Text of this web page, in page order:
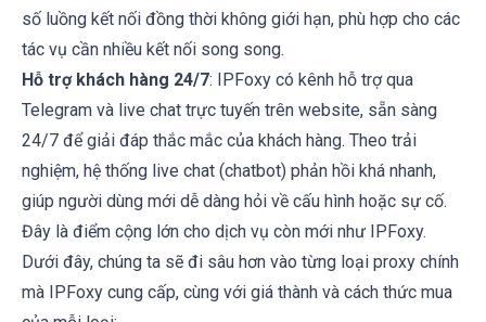
số luồng kết nối đồng thời không giới hạn, phù hợp cho các
tác vụ cần nhiều kết nối song song.
Hỗ trợ khách hàng 24/7: IPFoxy có kênh hỗ trợ qua
Telegram và live chat trực tuyến trên website, sẵn sàng
24/7 để giải đáp thắc mắc của khách hàng. Theo trải
nghiệm, hệ thống live chat (chatbot) phản hồi khá nhanh,
giúp người dùng mới dễ dàng hỏi về cấu hình hoặc sự cố.
Đây là điểm cộng lớn cho dịch vụ còn mới như IPFoxy.
Dưới đây, chúng ta sẽ đi sâu hơn vào từng loại proxy chính
mà IPFoxy cung cấp, cùng với giá thành và cách thức mua